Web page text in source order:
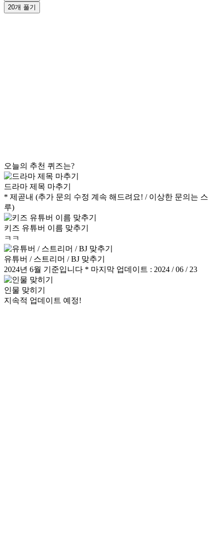
20개 풀기
오늘의 추천 퀴즈는?
드라마 제목 마추기
* 제곧내 (추가 문의 수정 계속 해드려요! / 이상한 문의는 스
루)
키즈 유튜버 이름 맞추기
ㅋㅋ
유튜버 / 스트리머 / BJ 맞추기
2024년 6월 기준입니다 * 마지막 업데이트 : 2024 / 06 / 23
인물 맞히기
지속적 업데이트 예정!